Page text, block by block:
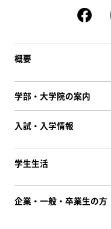
概要
学部・大学院の案内
入試・入学情報
学生生活
企業・一般・卒業生の方